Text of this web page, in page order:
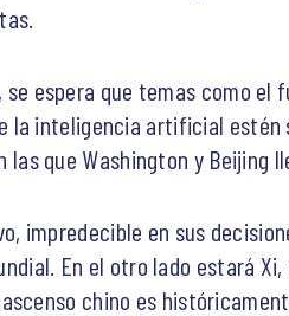
espera que temas como el
inteligencia artificial estén
que Washington y Beijing
impredecible en sus
En el otro lado estará
chino es